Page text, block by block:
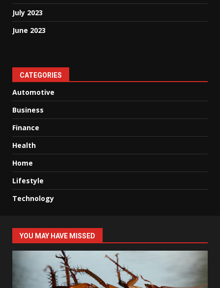
July 2023
June 2023
CATEGORIES
Automotive
Business
Finance
Health
Home
Lifestyle
Technology
YOU MAY HAVE MISSED